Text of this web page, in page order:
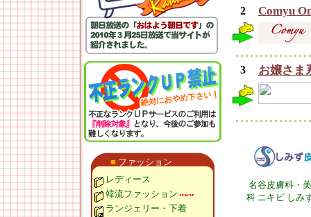
■ ファッション
レディース
韓流ファッション
ランジェリー・下着
2 Comyu
3 お嬢さま
名谷皮膚科・
科 ニキビ しみ